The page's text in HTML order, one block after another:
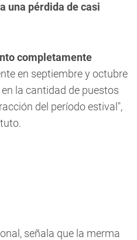
una pérdida de casi
completamente
en septiembre y octubre
la cantidad de puestos
del período estival",
señala que la merma